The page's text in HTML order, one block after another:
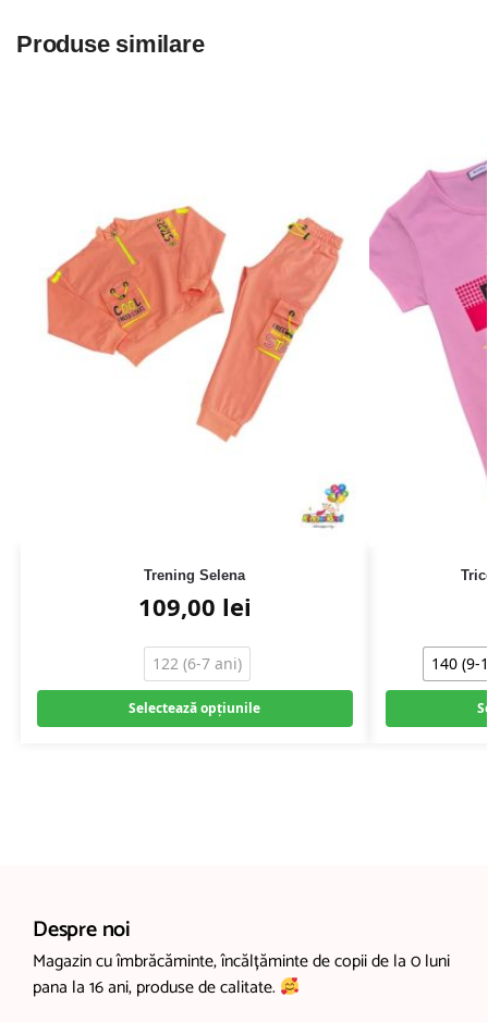
Produse similare
Trening Selena
109,00 lei
122 (6-7 ani)
Selectează opțiunile
140 (9-
Despre noi
Magazin cu îmbrăcăminte, încălțăminte de copii de la 0 luni
pana la 16 ani, produse de calitate.